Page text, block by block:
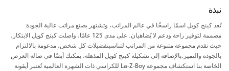
نبذة
تُعد كينج كويل اسمًا راسخًا في عالم المراتب، وتشتهر بصنع مراتب عالية الجودة
مصممة لتوفير راحة ودعم لا يُضاهيان. على مدى 125 عامًا، واصلت كينج كويل الابتكار،
حيث تقدم مجموعة متنوعة من المراتب لتناسبتفضيلات كل شخص، مدعومة بالالتزام
بالجودة والتميز.بالإضافة إلى تشكيلة كينج كويل المذهلة، يمكنك أيضًا في صالة العرض
الخاصة بنا استكشاف مجموعة La-Z-Boy للكراسي ذات الشهرة العالمية تُعتبر أيقونة